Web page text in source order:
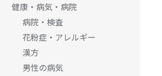
健康・病気・病院
病院・検査
花粉症・アレルギー
漢方
男性の病気